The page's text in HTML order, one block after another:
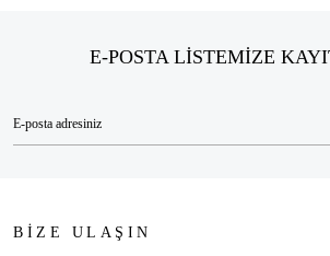
E-POSTA LİSTEMİZE
BİZE ULAŞIN